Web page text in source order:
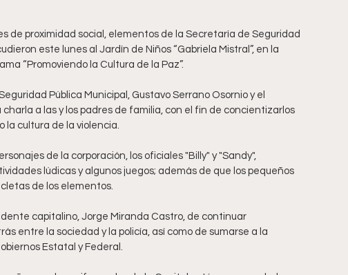
de proximidad social, elementos de la Secretaría de Seguridad
este lunes al Jardín de Niños “Gabriela Mistral”, en la
“Promoviendo la Cultura de la Paz”.
Pública Municipal, Gustavo Serrano Osornio y el
a las y los padres de familia, con el fin de concientizarlos
la cultura de la violencia.
de la corporación, los oficiales "Billy" y "Sandy",
lúdicas y algunos juegos; además de que los pequeños
de los elementos.
capitalino, Jorge Miranda Castro, de continuar
entre la sociedad y la policía, así como de sumarse a la
Estatal y Federal.